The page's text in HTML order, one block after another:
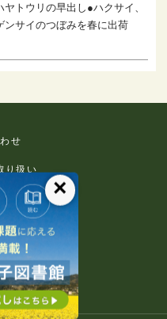
トウリの早出し●ハクサイ、
ンサイのつぼみを春に出荷
せ
り扱い
いて
×